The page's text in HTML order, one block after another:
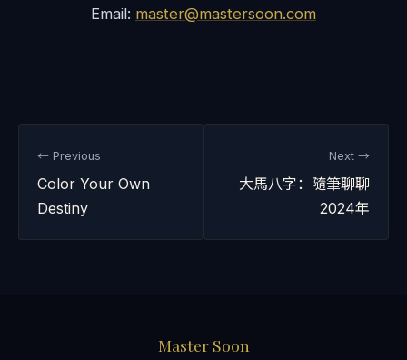
Email: master@mastersoon.com
← Previous
Color Your Own
Destiny
Next →
大馬八字：隨筆聊聊
2024年
Master Soon